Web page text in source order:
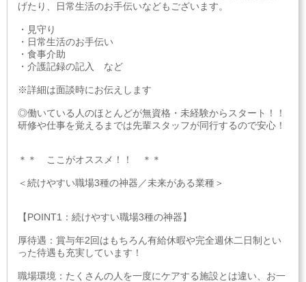
げたり、日常生活のお手伝いなどもございます。
・見守り
・日常生活のお手伝い
・食事介助
・介護記録の記入 など
※詳細は面談時にお伝えします
◎働いている人のほとんどが無資格・未経験からスタート！！
研修や仕事を覚えるまでは先輩スタッフが同行するので安心！
＊＊ ここがオススメ！！ ＊＊
＜続けやすい職場3種の神器／未来がある業種＞
【POINT1：続けやすい職場3種の神器】
厚待遇：賞与年2回はもちろん有給休暇や完全週休二日制とい
った待遇も充実しています！
職場環境：たくさんの人を一度にケアする施設とは違い、お一